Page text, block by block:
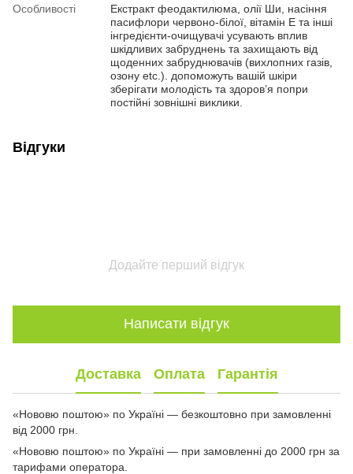
Особливості
Екстракт феодактилюма, олії Ши, насіння
пасифлори червоно-білої, вітамін Е та інші
інгредієнти-очищувачі усувають вплив
шкідливих забруднень та захищають від
щоденних забруднювачів (вихлопних газів,
озону etc.). допоможуть вашій шкіри
зберігати молодість та здоров’я попри
постійні зовнішні виклики.
Відгуки
Додайте перший відгук
Написати відгук
Доставка Оплата Гарантія
«Нововю поштою» по Україні — безкоштовно при замовленні
від 2000 грн.
«Нововю поштою» по Україні — при замовленні до 2000 грн за
тарифами оператора.